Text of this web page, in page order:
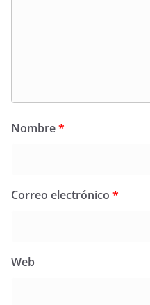
Nombre*
Correo electrónico *
Web